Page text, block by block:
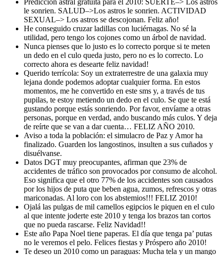
le sonrien. SALUD–>Los astros le sonrien. ACTIVIDAD
SEXUAL–> Los astros se descojonan. Feliz año!
He conseguido cruzar ladillas con luciérnagas. No sé la
utilidad, pero tengo los cojones como un árbol de navidad.
Nunca pienses que lo justo es lo correcto porque si te meten
un dedo en el culo queda justo, pero no es lo correcto. Lo
correcto ahora es desearte feliz navidad!
Querido terrícola: Soy un extraterrestre de una galaxia muy
lejana donde podemos adoptar cualquier forma. En estos
momentos, me he convertido en este sms y, a través de tus
pupilas, te estoy metiendo un dedo en el culo. Se que te está
gustando porque estás sonriendo. Por favor, envíame a otras
personas, porque en verdad, ando buscando más culos. Y deja
de reírte que se van a dar cuenta… FELIZ AÑO 2010.
Aviso a toda la población: el simulacro de Paz y Amor ha
finalizado. Guarden los langostinos, insulten a sus cuñados y
disuélvanse.
Datos DGT muy preocupantes, afirman que 23% de
accidentes de tráfico son provocados por consumo de alcohol.
Eso significa que el otro 77% de los accidentes son causados
por los hijos de puta que beben agua, zumos, refrescos y otras
mariconadas. Al loro con los abstemios!!! FELIZ 2010!
Ojalá las pulgas de mil camellos egipcios le piquen en el culo
al que intente joderte este 2010 y tenga los brazos tan cortos
que no pueda rascarse. Feliz Navidad!!
Este año Papa Noel tiene paperas. El día que tenga pa’ putas
no le veremos el pelo. Felices fiestas y Próspero año 2010!
Te deseo un 2010 como un paraguas: Mucha tela y un mango